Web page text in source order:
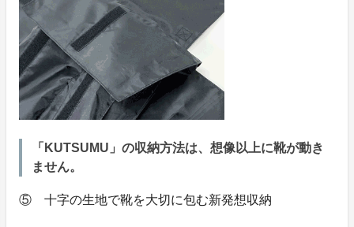
「KUTSUMU」の収納方法は、想像以上に靴が動き
ません。
⑤ 十字の生地で靴を大切に包む新発想収納